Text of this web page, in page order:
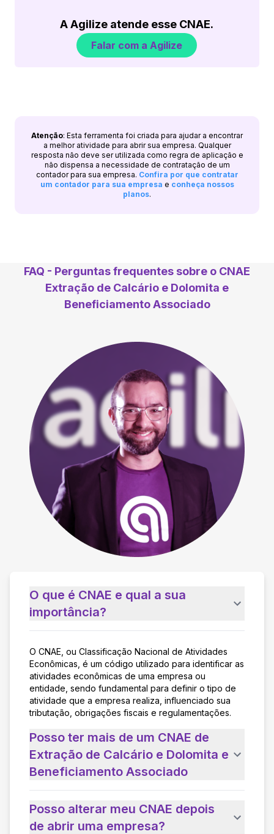
A Agilize atende esse CNAE.
Falar com a Agilize
Atenção: Esta ferramenta foi criada para ajudar a encontrar
a melhor atividade para abrir sua empresa. Qualquer
resposta não deve ser utilizada como regra de aplicação e
não dispensa a necessidade de contratação de um
contador para sua empresa. Confira por que contratar
um contador para sua empresa e conheça nossos
planos.
FAQ - Perguntas frequentes sobre o CNAE
Extração de Calcário e Dolomita e
Beneficiamento Associado
O que é CNAE e qual a sua
importância?
O CNAE, ou Classificação Nacional de Atividades
Econômicas, é um código utilizado para identificar as
atividades econômicas de uma empresa ou
entidade, sendo fundamental para definir o tipo de
atividade que a empresa realiza, influenciado sua
tributação, obrigações fiscais e regulamentações.
Posso ter mais de um CNAE de
Extração de Calcário e Dolomita e
Beneficiamento Associado
Posso alterar meu CNAE depois
de abrir uma empresa?